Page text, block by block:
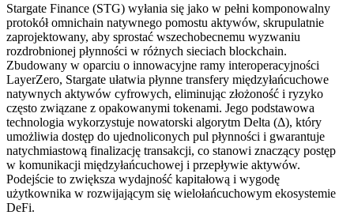
Stargate Finance (STG) wyłania się jako w pełni komponowalny
protokół omnichain natywnego pomostu aktywów, skrupulatnie
zaprojektowany, aby sprostać wszechobecnemu wyzwaniu
rozdrobnionej płynności w różnych sieciach blockchain.
Zbudowany w oparciu o innowacyjne ramy interoperacyjności
LayerZero, Stargate ułatwia płynne transfery międzyłańcuchowe
natywnych aktywów cyfrowych, eliminując złożoność i ryzyko
często związane z opakowanymi tokenami. Jego podstawowa
technologia wykorzystuje nowatorski algorytm Delta (Δ), który
umożliwia dostęp do ujednoliconych pul płynności i gwarantuje
natychmiastową finalizację transakcji, co stanowi znaczący postęp
w komunikacji międzyłańcuchowej i przepływie aktywów.
Podejście to zwiększa wydajność kapitałową i wygodę
użytkownika w rozwijającym się wielołańcuchowym ekosystemie
DeFi.